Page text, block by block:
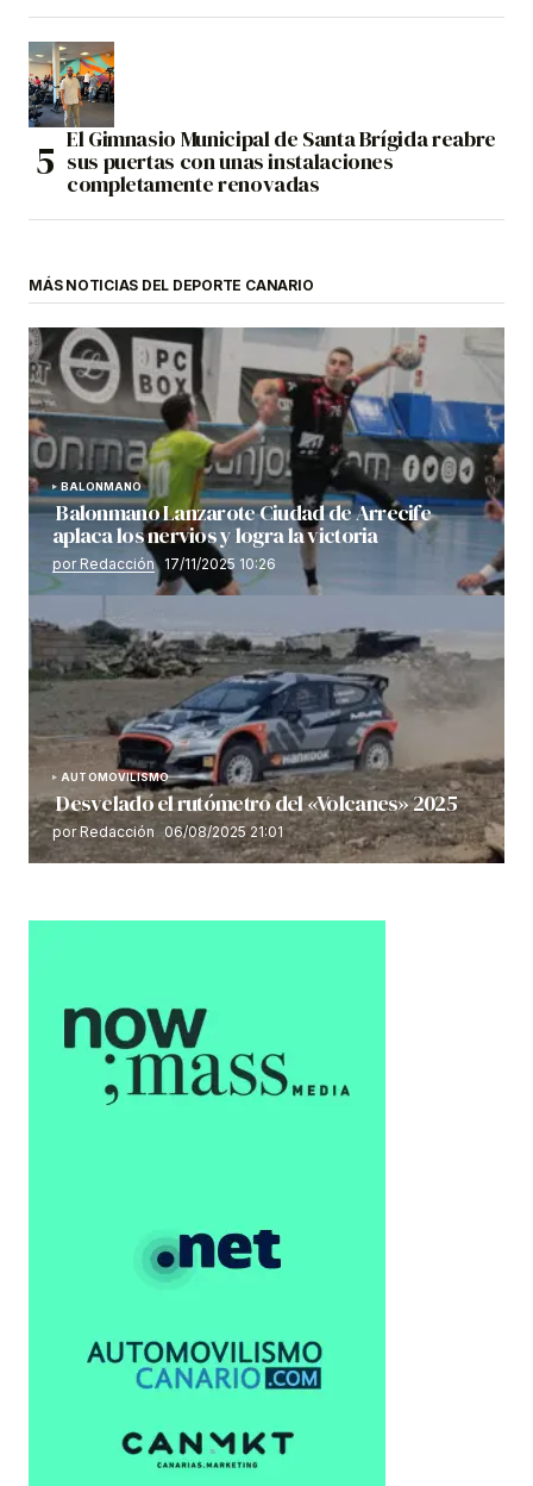
El Gimnasio Municipal de Santa Brígida reabre
sus puertas con unas instalaciones
completamente renovadas
MÁS NOTICIAS DEL DEPORTE CANARIO
BALONMANO
Balonmano Lanzarote Ciudad de Arrecife
aplaca los nervios y logra la victoria
por Redacción 17/11/2025 10:26
AUTOMOVILISMO
Desvelado el rutómetro del «Volcanes» 2025
por Redacción 06/08/2025 21:01